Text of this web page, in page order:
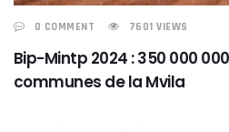
0 COMMENT 7601 VIEWS
Bip-Mintp 2024 : 350 000
communes de la Mvila